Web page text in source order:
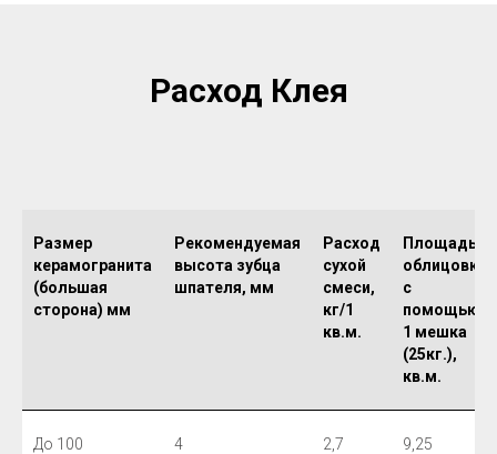
Расход Клея
Размер
керамогранита
(большая
сторона) мм
Рекомендуемая
высота зубца
шпателя, мм
Расход
сухой
смеси,
кг/1
кв.м.
Площадь
облицовки
с
помощью
1 мешка
(25кг.),
кв.м.
До 100 4 2,7 9,25